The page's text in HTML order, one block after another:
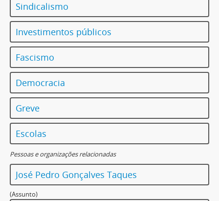
Sindicalismo
Investimentos públicos
Fascismo
Democracia
Greve
Escolas
Pessoas e organizações relacionadas
José Pedro Gonçalves Taques
(Assunto)